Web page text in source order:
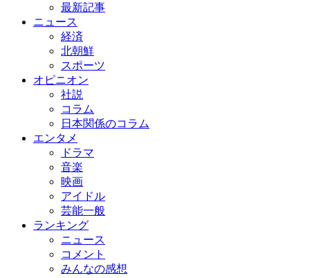
最新記事
ニュース
経済
北朝鮮
スポーツ
オピニオン
社説
コラム
日本関係のコラム
エンタメ
ドラマ
音楽
映画
アイドル
芸能一般
ランキング
ニュース
コメント
みんなの感想